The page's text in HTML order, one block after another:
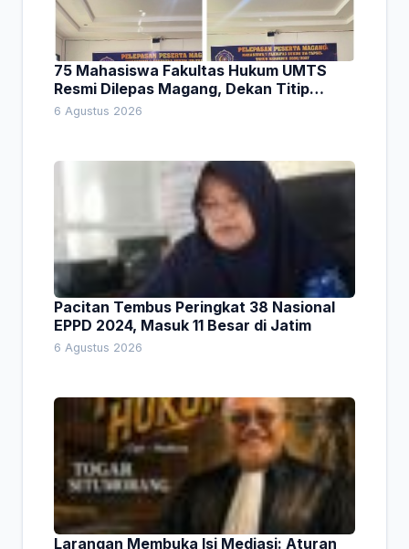
75 Mahasiswa Fakultas Hukum UMTS
Resmi Dilepas Magang, Dekan Titip
Empat Pesan Penting
6 Agustus 2026
Pacitan Tembus Peringkat 38 Nasional
EPPD 2024, Masuk 11 Besar di Jatim
6 Agustus 2026
Larangan Membuka Isi Mediasi: Aturan